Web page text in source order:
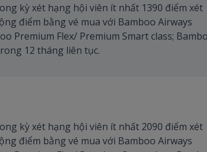
kỳ xét hạng hội viên ít nhất 1390 điểm xét
điểm bằng vé mua với Bamboo Airways
Premium Flex/ Premium Smart class;
12 tháng liên tục.
kỳ xét hạng hội viên ít nhất 2090 điểm xét
điểm bằng vé mua với Bamboo Airways